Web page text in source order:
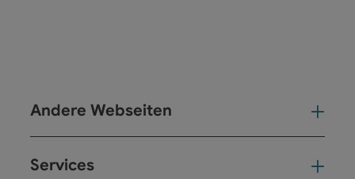
Andere Webseiten
Services